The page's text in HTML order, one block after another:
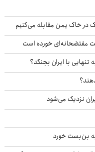
در خاک یمن مقابله می‌کنیم
مفتضحانه‌ای خورده است
تنهایی با ایران بجنگد؟
بن‌بست خورد